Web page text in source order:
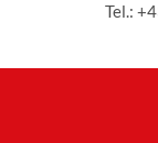
Tel.: